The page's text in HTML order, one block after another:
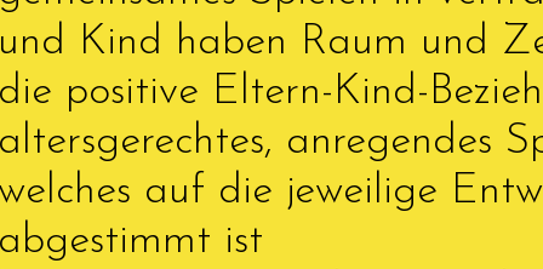
Kind haben Raum und
positive Eltern-Kind-
anregendes
auf die jeweilige
ist